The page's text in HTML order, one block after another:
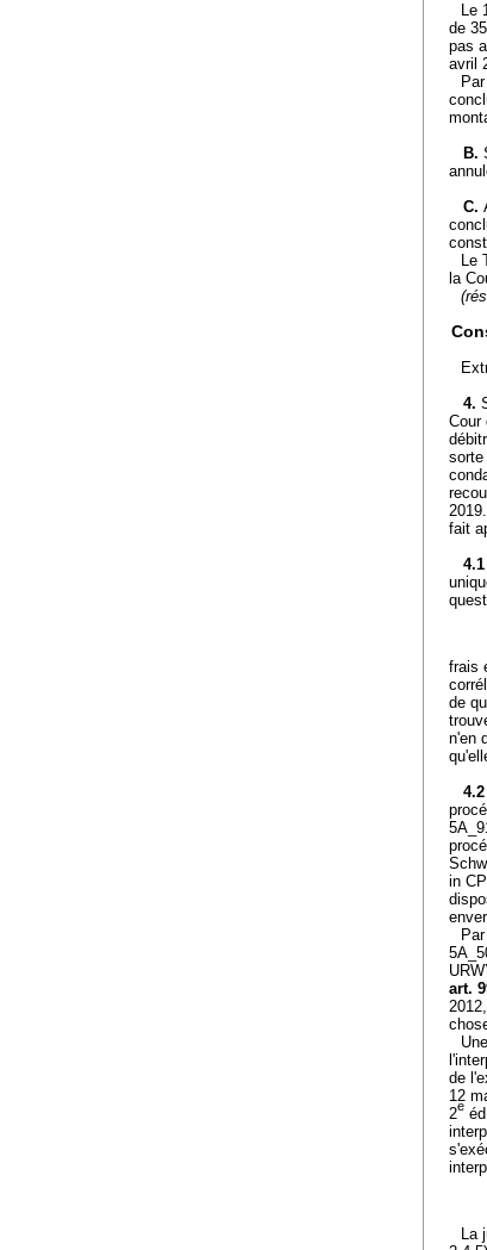
Le
de
pas
avril
B.
C.
Le
la
4.
Cour
sorte
fait
4.1
frais
de
n'en
4.2
in
art.
de
12
2e
La